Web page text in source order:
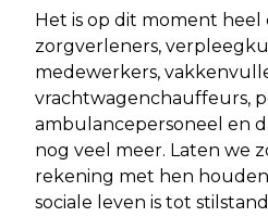
Het is op dit moment heel
zorgverleners,
medewerkers,
vrachtwagenchauffeurs,
ambulancepersoneel en
nog veel meer. Laten we
rekening met hen
sociale leven is tot